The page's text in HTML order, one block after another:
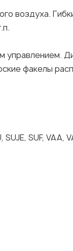
воздуха.
управлением.
факелы
SUF, VAA,